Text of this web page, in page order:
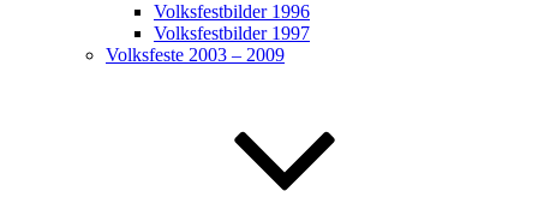
Volksfestbilder 1996
Volksfestbilder 1997
Volksfeste 2003 – 2009